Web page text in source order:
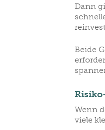
Dann
Beide
Wenn
viele